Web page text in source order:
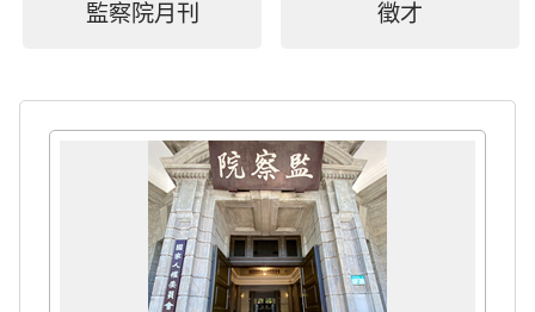
監察院月刊 徵才